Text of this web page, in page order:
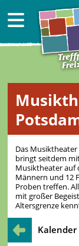
Das
bringt seitdem
Musiktheater auf
Männern und 12
Proben treffen.
mit großer
Altersgrenze
Kalender